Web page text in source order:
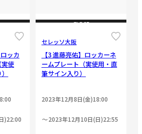
ッカ
使
)22:00
CLOSE
セレッソ大阪
【3 進藤亮佑】ロッカーネ
ームプレート（実使用・直
筆サイン入り）
2023年12月8日(金)18:00
2023年12月10日(日)22:55